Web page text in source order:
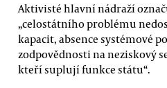
Aktivisté hlavní nádraží
„celostátního problému
kapacit, absence systémové
zodpovědnosti na neziskový
kteří suplují funkce státu“.